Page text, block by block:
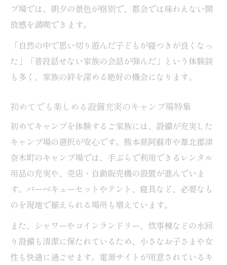
手軽に参加できるキャンプ場イベント活用
子どもと一緒に楽しむアウトドア体験のす
すめ
初心者向けキャンプ場アウトドアの魅力解
キャンプ場で学ぶ子ども向けイベントの選
び方
この地域で思い出を作るキャンプ場活用法
家族の絆を深めるキャンプ場利用のコツ
キャンプ場で作る忘れられない思い出の作
り方
イベント情報を活かしたキャンプ場体験術
季節イベントと連動したキャンプ場の楽し
プ場では、朝夕の景色が格別で、都会では味わえない開
放感を満喫できます。
「自然の中で思い切り遊んだ子どもが寝つきが良くなっ
た」「普段話せない家族の会話が弾んだ」という体験談
も多く、家族の絆を深める絶好の機会になります。
初めてでも楽しめる設備充実のキャンプ場特集
初めてキャンプを体験するご家族には、設備が充実した
キャンプ場の選択が安心です。熊本県阿蘇市や葦北郡津
奈木町のキャンプ場では、手ぶらで利用できるレンタル
用品の充実や、売店・自動販売機の設置が進んでいま
す。バーベキューセットやテント、寝具など、必要なも
のを現地で揃えられる場所も増えています。
また、シャワーやコインランドリー、炊事棟などの水回
り設備も清潔に保たれているため、小さなお子さまや女
性も快適に過ごせます。電源サイトが用意されているキ